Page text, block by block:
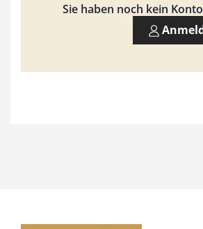
0
0
Sie haben noch kein